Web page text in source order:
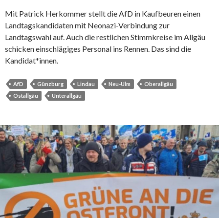
Mit Patrick Herkommer stellt die AfD in Kaufbeuren einen
Landtagskandidaten mit Neonazi-Verbindung zur
Landtagswahl auf. Auch die restlichen Stimmkreise im Allgäu
schicken einschlägiges Personal ins Rennen. Das sind die
Kandidat*innen.
AfD Günzburg Lindau Neu-Ulm
Oberallgäu
Ostallgäu
Unterallgäu